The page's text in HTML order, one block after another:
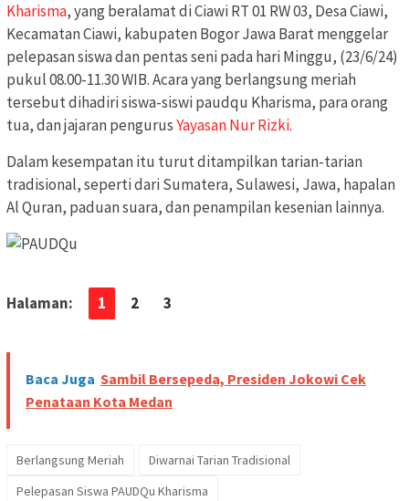
Kharisma, yang beralamat di Ciawi RT 01 RW 03, Desa Ciawi,
Kecamatan Ciawi, kabupaten Bogor Jawa Barat menggelar
pelepasan siswa dan pentas seni pada hari Minggu, (23/6/24)
pukul 08.00-11.30 WIB. Acara yang berlangsung meriah
tersebut dihadiri siswa-siswi paudqu Kharisma, para orang
tua, dan jajaran pengurusYayasan Nur Rizki.
Dalam kesempatan itu turut ditampilkan tarian-tarian
tradisional, seperti dari Sumatera, Sulawesi, Jawa, hapalan
Al Quran, paduan suara, dan penampilan kesenian lainnya.
Halaman: 1 2 3
Baca Juga Sambil Bersepeda, Presiden Jokowi Cek
Penataan Kota Medan
Berlangsung Meriah
Diwarnai Tarian Tradisional
Pelepasan Siswa PAUDQu Kharisma